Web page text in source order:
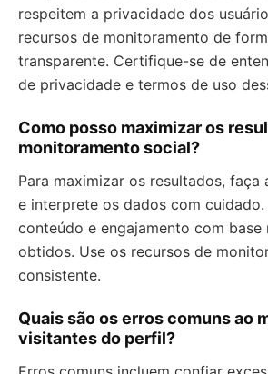
respeitem a privacidade dos
recursos de monitoramento de
transparente. Certifique-se de
de privacidade e termos de uso
Como posso maximizar os
monitoramento social?
Para maximizar os resultados, faça
e interprete os dados com cuidado.
conteúdo e engajamento com base
obtidos. Use os recursos de
consistente.
Quais são os erros comuns ao
visitantes do perfil?